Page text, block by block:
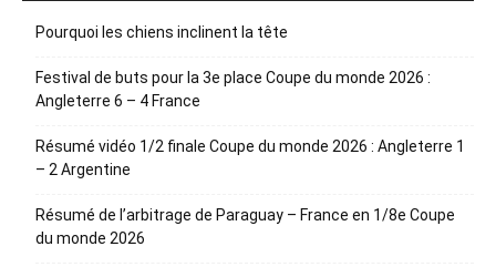
Pourquoi les chiens inclinent la tête
Festival de buts pour la 3e place Coupe du monde 2026 :
Angleterre 6 – 4 France
Résumé vidéo 1/2 finale Coupe du monde 2026 : Angleterre 1
– 2 Argentine
Résumé de l’arbitrage de Paraguay – France en 1/8e Coupe
du monde 2026